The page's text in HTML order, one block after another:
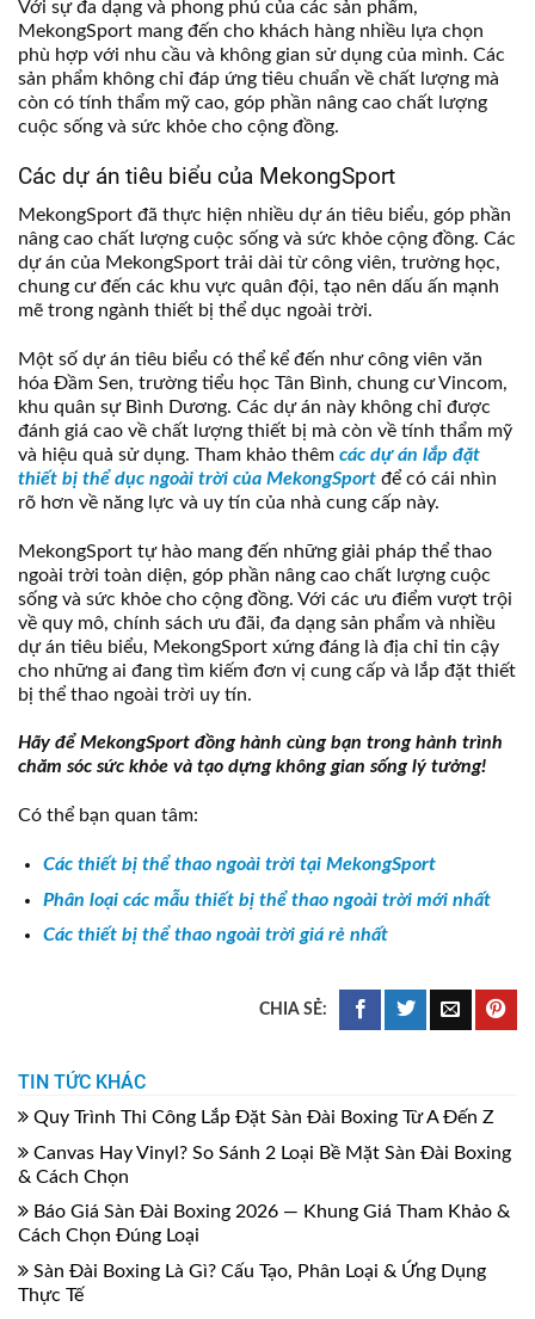
Với sự đa dạng và phong phú của các sản phẩm,
MekongSport mang đến cho khách hàng nhiều lựa chọn
phù hợp với nhu cầu và không gian sử dụng của mình. Các
sản phẩm không chỉ đáp ứng tiêu chuẩn về chất lượng mà
còn có tính thẩm mỹ cao, góp phần nâng cao chất lượng
cuộc sống và sức khỏe cho cộng đồng.
Các dự án tiêu biểu của MekongSport
MekongSport đã thực hiện nhiều dự án tiêu biểu, góp phần
nâng cao chất lượng cuộc sống và sức khỏe cộng đồng. Các
dự án của MekongSport trải dài từ công viên, trường học,
chung cư đến các khu vực quân đội, tạo nên dấu ấn mạnh
mẽ trong ngành thiết bị thể dục ngoài trời.
Một số dự án tiêu biểu có thể kể đến như công viên văn
hóa Đầm Sen, trường tiểu học Tân Bình, chung cư Vincom,
khu quân sự Bình Dương. Các dự án này không chỉ được
đánh giá cao về chất lượng thiết bị mà còn về tính thẩm mỹ
và hiệu quả sử dụng. Tham khảo thêm các dự án lắp đặt
thiết bị thể dục ngoài trời của MekongSport để có cái nhìn
rõ hơn về năng lực và uy tín của nhà cung cấp này.
MekongSport tự hào mang đến những giải pháp thể thao
ngoài trời toàn diện, góp phần nâng cao chất lượng cuộc
sống và sức khỏe cho cộng đồng. Với các ưu điểm vượt trội
về quy mô, chính sách ưu đãi, đa dạng sản phẩm và nhiều
dự án tiêu biểu, MekongSport xứng đáng là địa chỉ tin cậy
cho những ai đang tìm kiếm đơn vị cung cấp và lắp đặt thiết
bị thể thao ngoài trời uy tín.
Hãy để MekongSport đồng hành cùng bạn trong hành trình
chăm sóc sức khỏe và tạo dựng không gian sống lý tưởng!
Có thể bạn quan tâm:
Các thiết bị thể thao ngoài trời tại MekongSport
Phân loại các mẫu thiết bị thể thao ngoài trời mới nhất
Các thiết bị thể thao ngoài trời giá rẻ nhất
TIN TỨC KHÁC
Quy Trình Thi Công Lắp Đặt Sàn Đài Boxing Từ A Đến Z
Canvas Hay Vinyl? So Sánh 2 Loại Bề Mặt Sàn Đài Boxing
& Cách Chọn
Báo Giá Sàn Đài Boxing 2026 — Khung Giá Tham Khảo &
Cách Chọn Đúng Loại
Sàn Đài Boxing Là Gì? Cấu Tạo, Phân Loại & Ứng Dụng
Thực Tế